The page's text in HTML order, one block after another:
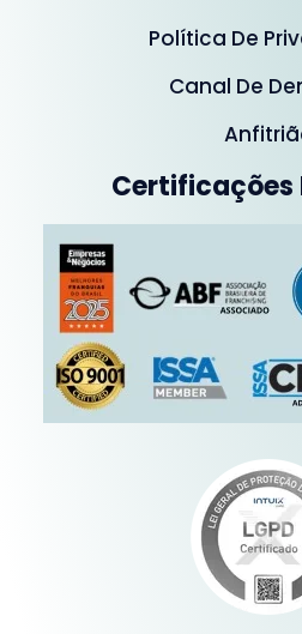
Política De
Canal De
Certificações